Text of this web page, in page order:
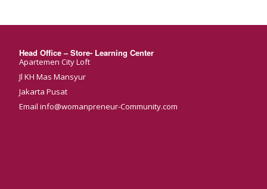
Head Office – Store- Learning Center
Apartemen City Loft
Jl KH Mas Mansyur
Jakarta Pusat
Email info@womanpreneur-Community.com